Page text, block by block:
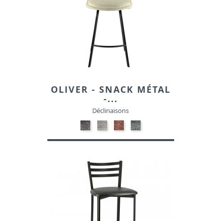
OLIVER - SNACK MÉTAL
-...
Déclinaisons
27-
Gris
L11
Tissu
27-
Beige
L23
Tissu
27-
Brique
L56
Tissu
27-
Tilleul
L71